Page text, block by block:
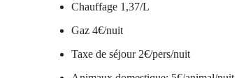
Chauffage 1,37/L
Gaz 4€/nuit
Taxe de séjour 2€/pers/nuit